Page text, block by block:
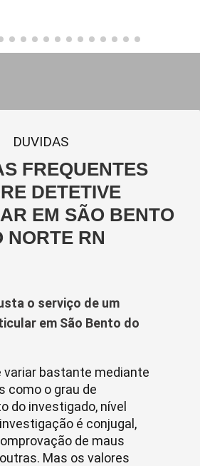
DUVIDAS
FREQUENTES
DETETIVE
EM SÃO BENTO
NORTE RN
o serviço de um
em São Bento do
variar bastante mediante
como o grau de
do investigado, nível
é conjugal,
de maus
Mas os valores